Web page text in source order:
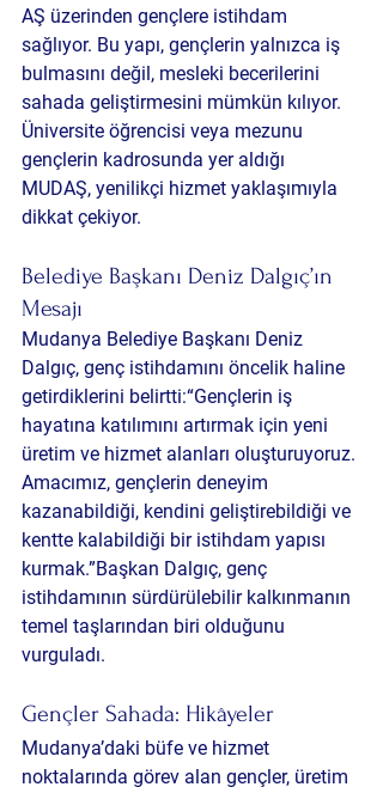
AŞ üzerinden gençlere istihdam
sağlıyor. Bu yapı, gençlerin yalnızca iş
bulmasını değil, mesleki becerilerini
sahada geliştirmesini mümkün kılıyor.
Üniversite öğrencisi veya mezunu
gençlerin kadrosunda yer aldığı
MUDAŞ, yenilikçi hizmet yaklaşımıyla
dikkat çekiyor.
Belediye Başkanı Deniz Dalgıç’ın
Mesajı
Mudanya Belediye Başkanı Deniz
Dalgıç, genç istihdamını öncelik haline
getirdiklerini belirtti:“Gençlerin iş
hayatına katılımını artırmak için yeni
üretim ve hizmet alanları oluşturuyoruz.
Amacımız, gençlerin deneyim
kazanabildiği, kendini geliştirebildiği ve
kentte kalabildiği bir istihdam yapısı
kurmak.”Başkan Dalgıç, genç
istihdamının sürdürülebilir kalkınmanın
temel taşlarından biri olduğunu
vurguladı.
Gençler Sahada: Hikâyeler
Mudanya’daki büfe ve hizmet
noktalarında görev alan gençler, üretim